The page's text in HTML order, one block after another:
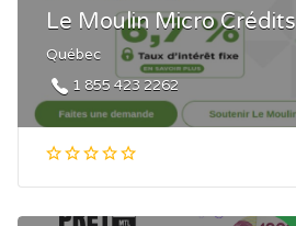
Le Moulin Micro Crédits
Québec
1 855 423 2262